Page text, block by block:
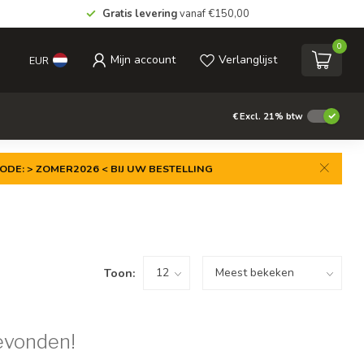
Gratis leveringvanaf €150,00
EUR Mijn account Verlanglijst
0
€Excl. 21% btw
> ZOMER2026 < BIJ UW BESTELLING
Toon: